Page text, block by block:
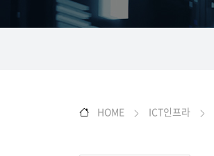
HOME ICT인프라